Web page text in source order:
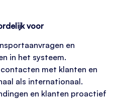
voor
en
in het systeem.
met klanten en
als internationaal.
en klanten proactief